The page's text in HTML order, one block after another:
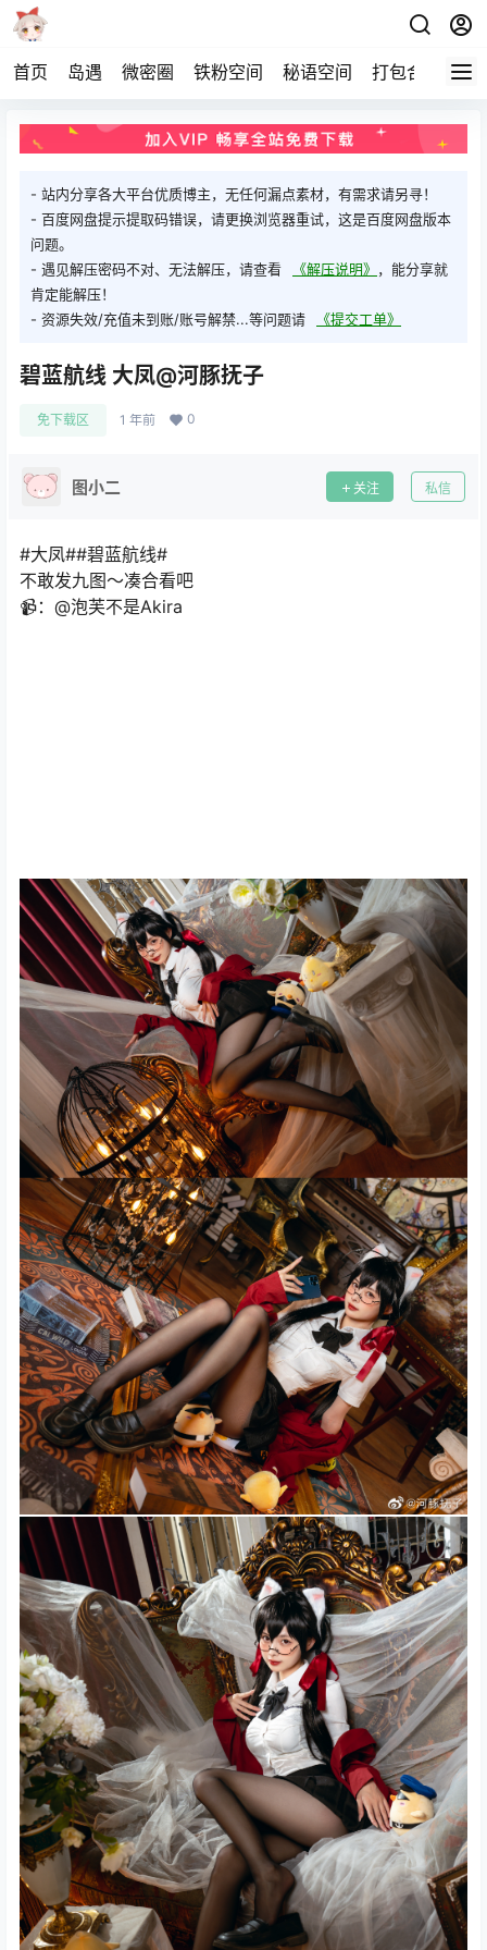
首页 岛遇 微密圈 铁粉空间 秘语空间 打包合集 关
- 站内分享各大平台优质博主，无任何漏点素材，有需求请另寻！
- 百度网盘提示提取码错误，请更换浏览器重试，这是百度网盘版本
问题。
- 遇见解压密码不对、无法解压，请查看
《解压说明》 ，能分享就
肯定能解压！
- 资源失效/充值未到账/账号解禁...等问题请
《提交工单》
碧蓝航线 大凤@河豚抚子
免下载区 1 年前 0
图小二 关注 私信
#大凤##碧蓝航线#
不敢发九图～凑合看吧
📹：@泡芙不是Akira ​​​